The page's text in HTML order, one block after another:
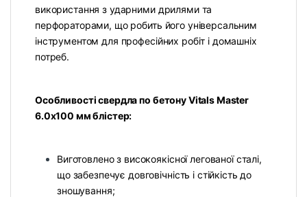
використання з ударними дрилями та
перфораторами, що робить його універсальним
інструментом для професійних робіт і домашніх
потреб.
Особливості свердла по бетону Vitals Master
6.0х100 мм блістер:
Виготовлено з високоякісної легованої сталі,
що забезпечує довговічність і стійкість до
зношування;